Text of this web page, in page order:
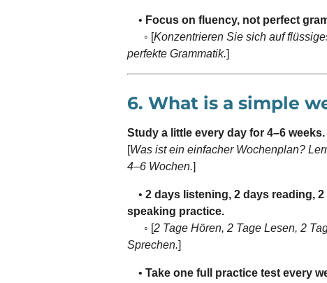
• Focus on fluency, not perfect
◦ [Konzentrieren Sie sich auf
perfekte Grammatik.]
6. What is a simple
Study a little every day for 4–6 weeks.
[Was ist ein einfacher Wochenplan?
4–6 Wochen.]
• 2 days listening, 2 days reading,
speaking practice.
◦ [2 Tage Hören, 2 Tage Lesen, 2
Sprechen.]
• Take one full practice test every